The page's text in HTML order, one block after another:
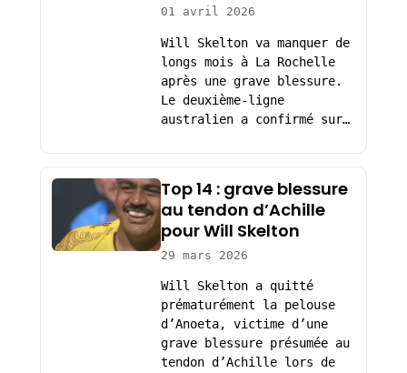
01 avril 2026
Will Skelton va manquer de
longs mois à La Rochelle
après une grave blessure.
Le deuxième-ligne
australien a confirmé sur…
Top 14 : grave blessure
au tendon d’Achille
pour Will Skelton
29 mars 2026
Will Skelton a quitté
prématurément la pelouse
d’Anoeta, victime d’une
grave blessure présumée au
tendon d’Achille lors de